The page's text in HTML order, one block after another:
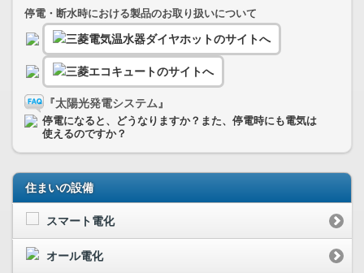
停電・断水時における製品のお取り扱いについて
『太陽光発電システム』
停電になると、どうなりますか？また、停電時にも電気は
使えるのですか？
住まいの設備
スマート電化
オール電化